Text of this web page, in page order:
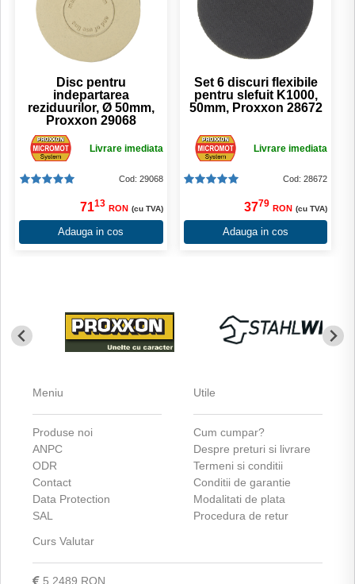
Disc pentru
indepartarea
reziduurilor, Ø 50mm,
Proxxon 29068
Livrare imediata
Cod: 29068
7113 RON (cu TVA)
Adauga in cos
Set 6 discuri flexibile
pentru slefuit K1000,
50mm, Proxxon 28672
Livrare imediata
Cod: 28672
3779 RON (cu TVA)
Adauga in cos
Meniu
Produse noi
ANPC
ODR
Contact
Data Protection
SAL
Utile
Cum cumpar?
Despre preturi si livrare
Termeni si conditii
Conditii de garantie
Modalitati de plata
Procedura de retur
Curs Valutar
5,2489 RON